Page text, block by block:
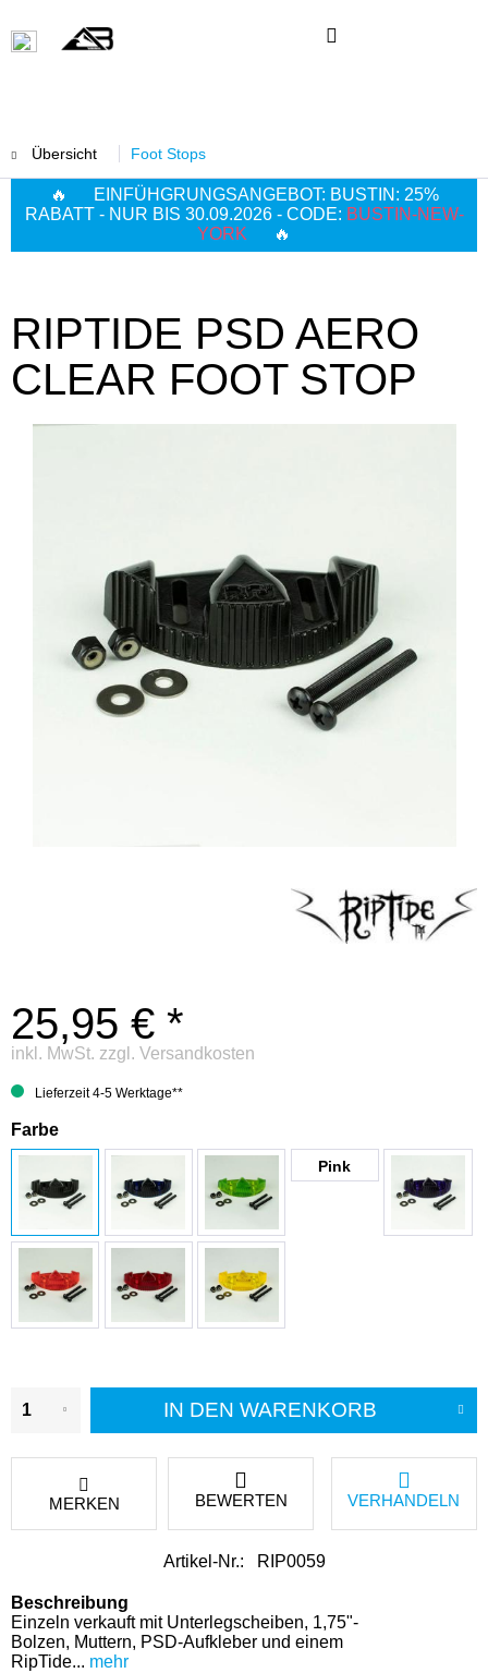
Übersicht Foot Stops
🔥 EINFÜHGRUNGSANGEBOT: BUSTIN: 25%
RABATT - NUR BIS 30.09.2026 - CODE: BUSTIN-NEW-
YORK 🔥
RIPTIDE PSD AERO
CLEAR FOOT STOP
25,95 € *
inkl. MwSt. zzgl. Versandkosten
Lieferzeit 4-5 Werktage**
Farbe
Pink
IN DEN WARENKORB
MERKEN BEWERTEN VERHANDELN
Artikel-Nr.: RIP0059
Beschreibung
Einzeln verkauft mit Unterlegscheiben, 1,75"-
Bolzen, Muttern, PSD-Aufkleber und einem
RipTide... mehr